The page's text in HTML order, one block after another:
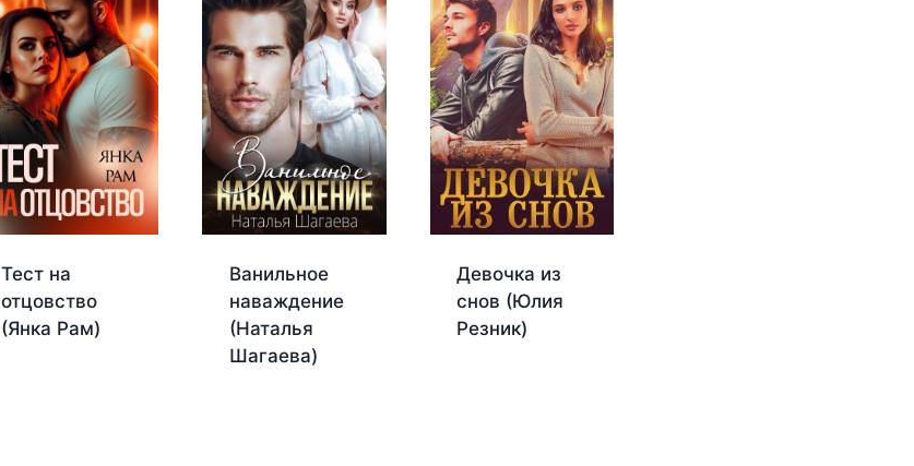
Тест на
отцовство
(Янка Рам)
Ванильное
наваждение
(Наталья
Шагаева)
Девочка из
снов (Юлия
Резник)